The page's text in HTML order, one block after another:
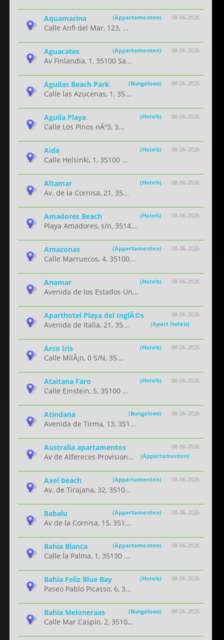
08-06-2026
Aquamarina (Appartamenten)
Calle Anfi del Mar, 123, ...
08-06-2026
Aguacates (Appartamenten)
Av Finlandia, 1, 35100 Sa...
08-06-2026
Aguilas Beach Park (Bungalows)
Calle las Azucenas, 1, 35...
08-06-2026
Aguila Playa (Hotels)
Calle Los Pinos nÂº3, 3...
08-06-2026
Aida (Hotels)
Calle Helsinki, 1, 35100 ...
08-06-2026
Altamar (Hotels)
Av. de la Cornisa, 21, 35...
08-06-2026
Amadores Beach (Hotels)
Playa Amadores, s/n, 3514...
08-06-2026
Amazonas (Appartamenten)
Calle Marruecos, 4, 35100...
08-06-2026
Anamar (Hotels)
Avenida de los Estados Un...
08-06-2026
Aparthotel Playa del InglÃ©s
(Apart Hotels)
Avenida de Italia, 21, 35...
08-06-2026
Arco Iris (Hotels)
Calle MilÃ¡n, 0 S/N, 35...
08-06-2026
Ataitana Faro (Hotels)
Calle Einstein, 5, 35100 ...
08-06-2026
Atindana (Bungalows)
Avenida de Tirma, 13, 351...
08-06-2026
Australia apartamentos
(Appartamenten)
Av de Alfereces Provision...
08-06-2026
Axel beach (Appartamenten)
Av. de Tirajana, 32, 3510...
08-06-2026
Babalu (Appartamenten)
Av de la Cornisa, 15, 351...
08-06-2026
Bahia Blanca (Appartamenten)
Calle la Palma, 1, 35130 ...
08-06-2026
Bahia Feliz Blue Bay (Hotels)
Paseo Pablo Picasso, 6, 3...
08-06-2026
Bahia Meloneraas (Bungalows)
Calle Mar Caspio, 2, 3510...